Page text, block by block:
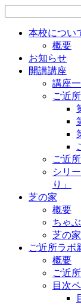
本校につい
概要
お知らせ
開講講座
講座
ご近
ご近
シリ
り」
芝の家
概要
ちゃ
芝の
ご近所ラボ
概要
ご近
目次